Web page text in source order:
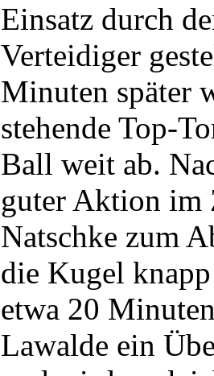
Einsatz durch
Verteidiger
Minuten später
stehende Top-
Ball weit ab.
guter Aktion im
Natschke zum
die Kugel
etwa 20
Lawalde ein